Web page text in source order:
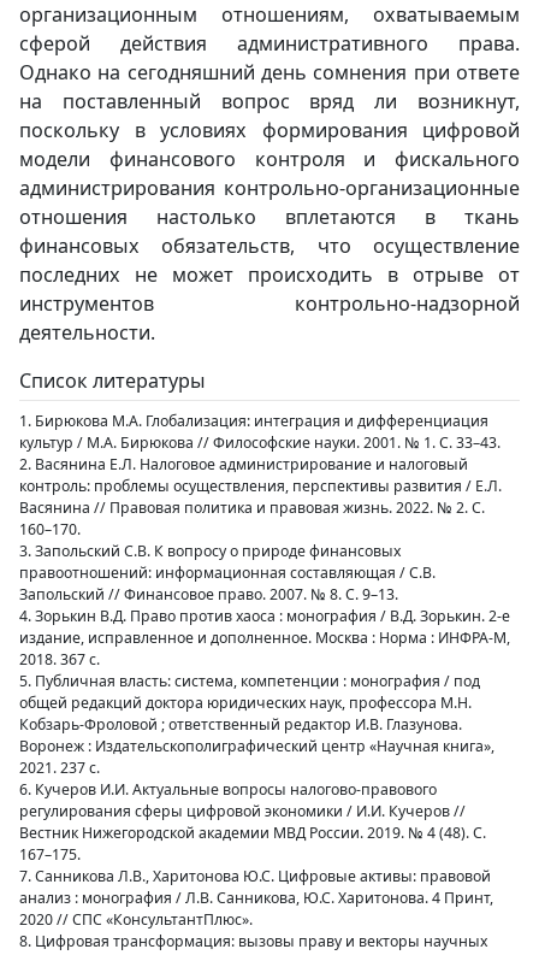
организационным отношениям, охватываемым
сферой действия административного права.
Однако на сегодняшний день сомнения при ответе
на поставленный вопрос вряд ли возникнут,
поскольку в условиях формирования цифровой
модели финансового контроля и фискального
администрирования контрольно-организационные
отношения настолько вплетаются в ткань
финансовых обязательств, что осуществление
последних не может происходить в отрыве от
инструментов контрольно-надзорной
деятельности.
Список литературы
1. Бирюкова М.А. Глобализация: интеграция и дифференциация
культур / М.А. Бирюкова // Философские науки. 2001. № 1. С. 33–43.
2. Васянина Е.Л. Налоговое администрирование и налоговый
контроль: проблемы осуществления, перспективы развития / Е.Л.
Васянина // Правовая политика и правовая жизнь. 2022. № 2. С.
160–170.
3. Запольский С.В. К вопросу о природе финансовых
правоотношений: информационная составляющая / С.В.
Запольский // Финансовое право. 2007. № 8. С. 9–13.
4. Зорькин В.Д. Право против хаоса : монография / В.Д. Зорькин. 2-е
издание, исправленное и дополненное. Москва : Норма : ИНФРА-М,
2018. 367 с.
5. Публичная власть: система, компетенции : монография / под
общей редакций доктора юридических наук, профессора М.Н.
Кобзарь-Фроловой ; ответственный редактор И.В. Глазунова.
Воронеж : Издательскополиграфический центр «Научная книга»,
2021. 237 с.
6. Кучеров И.И. Актуальные вопросы налогово-правового
регулирования сферы цифровой экономики / И.И. Кучеров //
Вестник Нижегородской академии МВД России. 2019. № 4 (48). С.
167–175.
7. Санникова Л.В., Харитонова Ю.С. Цифровые активы: правовой
анализ : монография / Л.В. Санникова, Ю.С. Харитонова. 4 Принт,
2020 // СПС «КонсультантПлюс».
8. Цифровая трансформация: вызовы праву и векторы научных